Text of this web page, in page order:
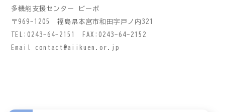
多機能支援センター ビーボ
〒969-1205 福島県本宮市和田字戸ノ内321
TEL:0243-64-2151 FAX:0243-64-2152
Email contact@aiikuen.or.jp